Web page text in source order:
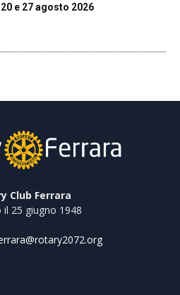
e 27 agosto 2026
Club Ferrara
il 25 giugno 1948